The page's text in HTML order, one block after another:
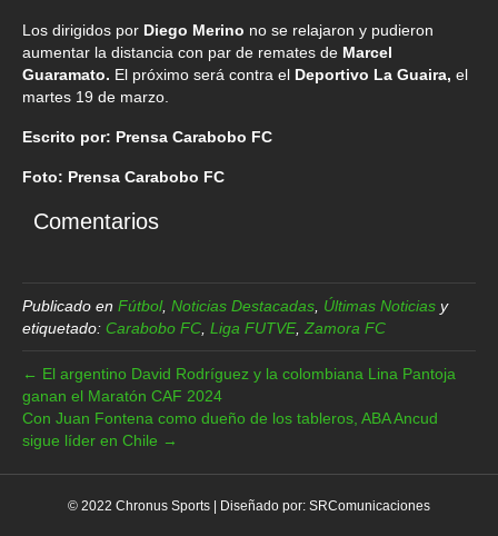
Los dirigidos por Diego Merino no se relajaron y pudieron
aumentar la distancia con par de remates de Marcel
Guaramato. El próximo será contra el Deportivo La Guaira, el
martes 19 de marzo.
Escrito por: Prensa Carabobo FC
Foto: Prensa Carabobo FC
Comentarios
Publicado en Fútbol, Noticias Destacadas Últimas Noticias y
etiquetado: Carabobo FC Liga FUTVE, Zamora FC
← El argentino David Rodríguez y la colombiana Lina Pantoja
ganan el Maratón CAF 2024
Con Juan Fontena como dueño de los tableros, ABA Ancud
sigue líder en Chile →
© 2022 Chronus Sports | Diseñado por: SRComunicaciones